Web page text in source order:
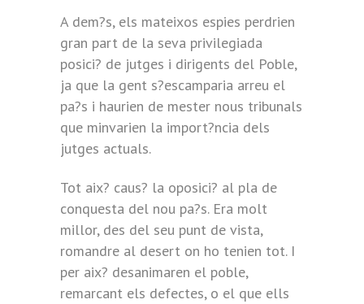
A dem?s, els mateixos espies perdrien
gran part de la seva privilegiada
posici? de jutges i dirigents del Poble,
ja que la gent s?escamparia arreu el
pa?s i haurien de mester nous tribunals
que minvarien la import?ncia dels
jutges actuals.
Tot aix? caus? la oposici? al pla de
conquesta del nou pa?s. Era molt
millor, des del seu punt de vista,
romandre al desert on ho tenien tot. I
per aix? desanimaren el poble,
remarcant els defectes, o el que ells